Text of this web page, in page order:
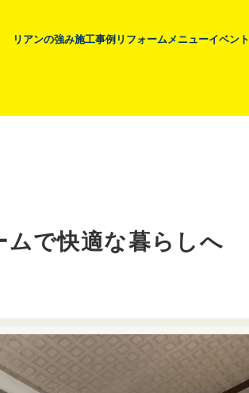
リアンの強み施工事例 リフォームメニューイベント
で快適な暮らしへ